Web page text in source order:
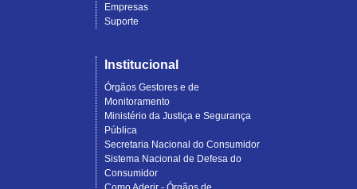
Empresas
Suporte
Institucional
Órgãos Gestores e de
Monitoramento
Ministério da Justiça e Segurança
Pública
Secretaria Nacional do Consumidor
Sistema Nacional de Defesa do
Consumidor